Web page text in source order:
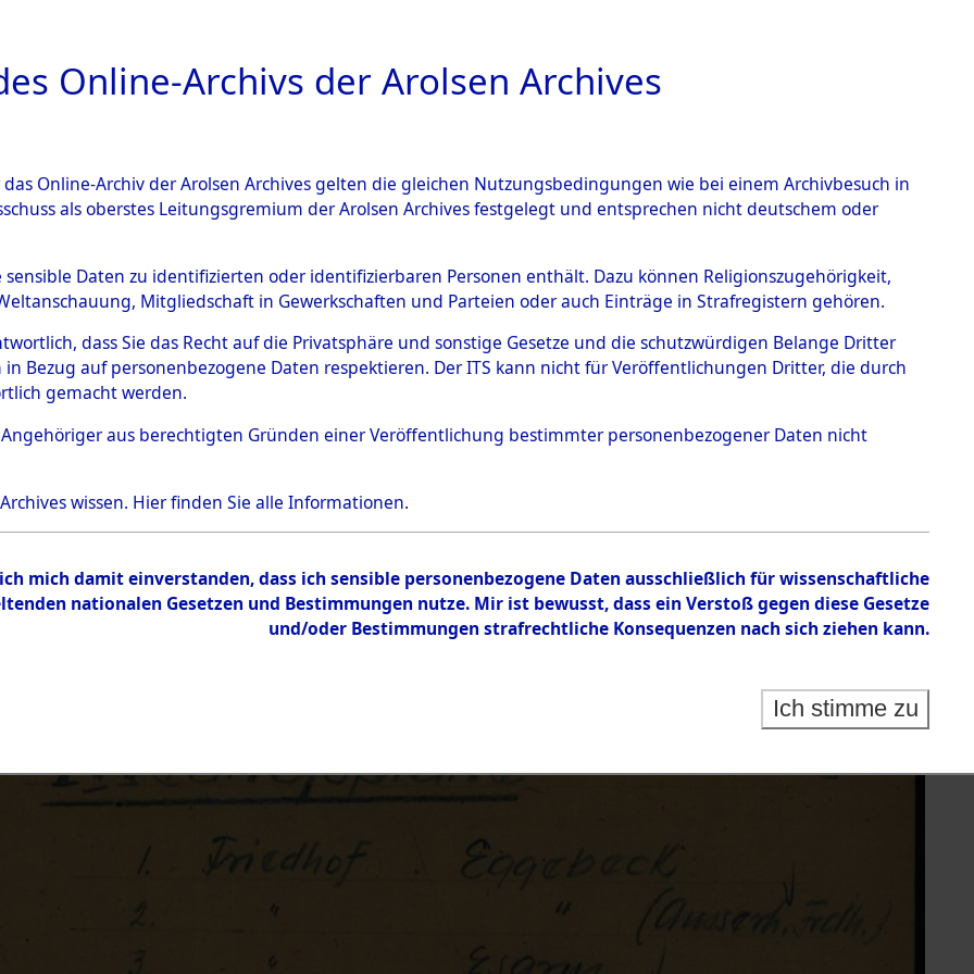
ÜBERSICHT BILD
Kreis Flensburg 0094 (101105470)
Online-Archivs der Arolsen Archives
Online-Archiv der Arolsen Archives gelten die gleichen Nutzungsbedingungen wie bei einem Archivbesuch in
als oberstes Leitungsgremium der Arolsen Archives festgelegt und entsprechen nicht deutschem oder
sensible Daten zu identifizierten oder identifizierbaren Personen enthält. Dazu können Religionszugehörigkeit,
Mitgliedschaft in Gewerkschaften und Parteien oder auch Einträge in Strafregistern gehören.
dass Sie das Recht auf die Privatsphäre und sonstige Gesetze und die schutzwürdigen Belange Dritter
Bezug auf personenbezogene Daten respektieren. Der ITS kann nicht für Veröffentlichungen Dritter, die durch
gemacht werden.
Angehöriger aus berechtigten Gründen einer Veröffentlichung bestimmter personenbezogener Daten nicht
wissen. Hierfinden Sie alle Informationen.
mich damit einverstanden, dass ich sensible personenbezogene Daten ausschließlich für wissenschaftliche
nationalen Gesetzen und Bestimmungen nutze. Mir ist bewusst, dass ein Verstoß gegen diese Gesetze
und/oder Bestimmungen strafrechtliche Konsequenzen nach sich ziehen kann.
Ich stimme zu